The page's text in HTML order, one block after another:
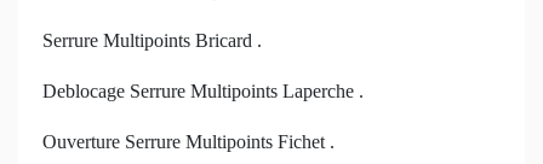
Serrure Multipoints Bricard .
Deblocage Serrure Multipoints Laperche .
Ouverture Serrure Multipoints Fichet .